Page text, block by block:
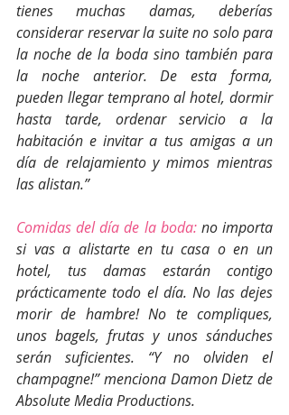
tienes muchas damas, deberías
considerar reservar la suite no solo para
la noche de la boda sino también para
la noche anterior. De esta forma,
pueden llegar temprano al hotel, dormir
hasta tarde, ordenar servicio a la
habitación e invitar a tus amigas a un
día de relajamiento y mimos mientras
las alistan.”
Comidas del día de la boda: no importa
si vas a alistarte en tu casa o en un
hotel, tus damas estarán contigo
prácticamente todo el día. No las dejes
morir de hambre! No te compliques,
unos bagels, frutas y unos sánduches
serán suficientes. “Y no olviden el
champagne!” menciona Damon Dietz de
Absolute Media Productions.